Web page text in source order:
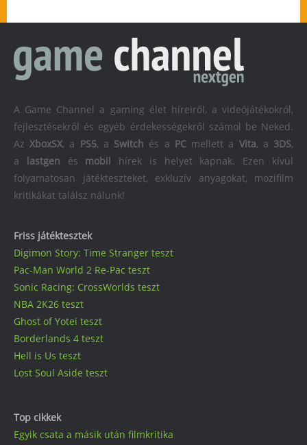
Friss játéktesztek
Digimon Story: Time Stranger teszt
Pac-Man World 2 Re-Pac teszt
Sonic Racing: CrossWorlds teszt
NBA 2K26 teszt
Ghost of Yotei teszt
Borderlands 4 teszt
Hell is Us teszt
Lost Soul Aside teszt
Top cikkek
Egyik csata a másik után filmkritika
A Game Channel a gaming élet híreiről, a videójátékokról,
fejlesztésekről és egyéb érdekességekről számol be Neked.
AzXboxSX, a PS5, a Switch és a PCmellett a Vita, a 3DS,
a lastgen és mobil hírek is helyet kapnak. Ezen kívül
folyamatosan játékteszteket, exkluzív anyagokat, mozifilm
kritikákat találsz nálunk!